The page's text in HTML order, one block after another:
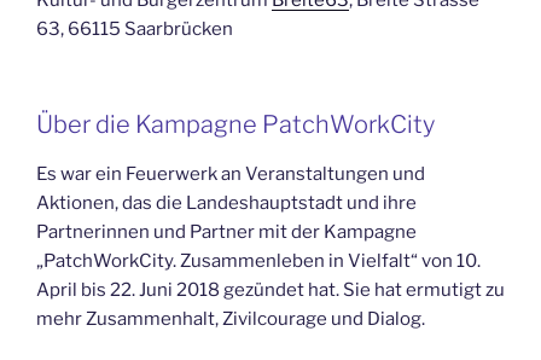
63, 66115 Saarbrücken
Über die Kampagne PatchWorkCity
Es war ein Feuerwerk an Veranstaltungen und
Aktionen, das die Landeshauptstadt und ihre
Partnerinnen und Partner mit der Kampagne
„PatchWorkCity. Zusammenleben in Vielfalt“ von 10.
April bis 22. Juni 2018 gezündet hat. Sie hat ermutigt zu
mehr Zusammenhalt, Zivilcourage und Dialog.